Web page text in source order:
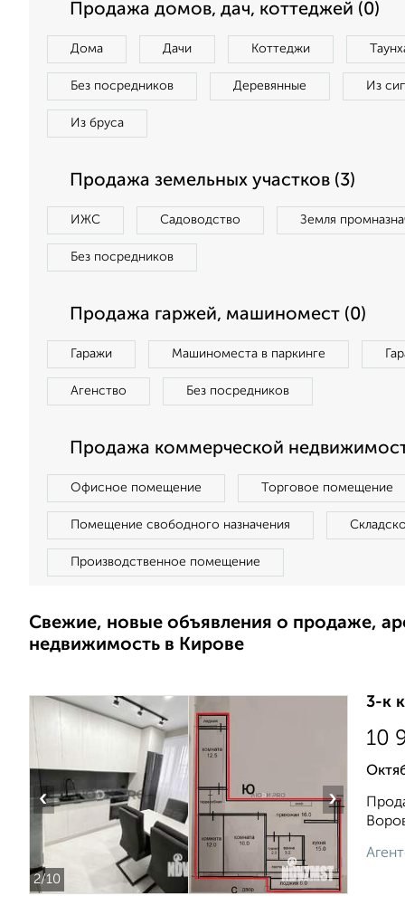
Продажа домов, дач, коттеджей (0)
Дома Дачи Коттеджи
Без посредников Деревянные Из
Из бруса
Продажа земельных участков (3)
ИЖС Садоводство Земля
Без посредников
Продажа гаржей, машиномест (0)
Гаражи Машиноместа в паркинге
Агенство Без посредников
Продажа коммерческой
Офисное помещение Торговое помещение
Помещение свободного назначения
Производственное помещение
Свежие, новые объявления о продаже,
недвижимость в Кирове
2/10
‹ ›
3-к
10